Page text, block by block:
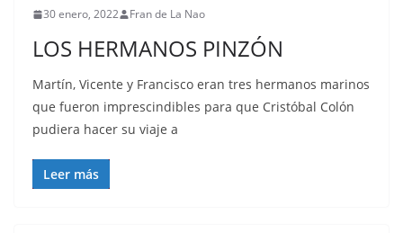
30 enero, 2022 Fran de La Nao
LOS HERMANOS PINZÓN
Martín, Vicente y Francisco eran tres hermanos marinos
que fueron imprescindibles para que Cristóbal Colón
pudiera hacer su viaje a
Leer más